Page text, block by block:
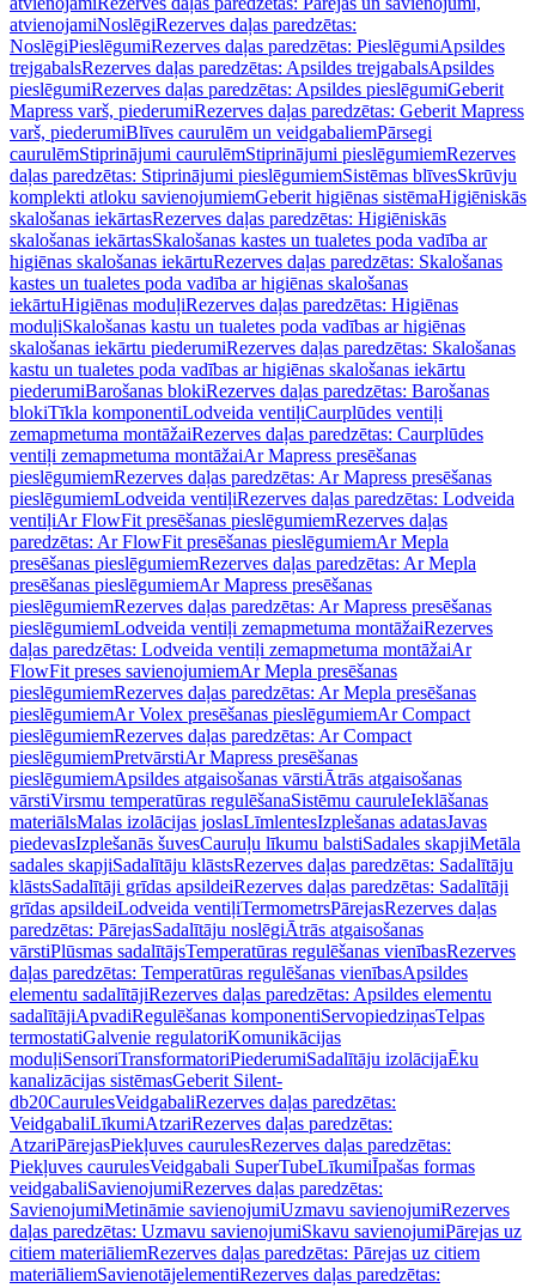
atvienojamiNoslēgiRezerves daļas paredzētas:
NoslēgiPieslēgumiRezerves daļas paredzētas: PieslēgumiApsildes
trejgabalsRezerves daļas paredzētas: Apsildes trejgabalsApsildes
pieslēgumiRezerves daļas paredzētas: Apsildes pieslēgumiGeberit
Mapress varš, piederumiRezerves daļas paredzētas: Geberit Mapress
varš, piederumiBlīves caurulēm un veidgabaliemPārsegi
caurulēmStiprinājumi caurulēmStiprinājumi pieslēgumiemRezerves
daļas paredzētas: Stiprinājumi pieslēgumiemSistēmas blīvesSkrūvju
komplekti atloku savienojumiemGeberit higiēnas sistēmaHigiēniskās
skalošanas iekārtasRezerves daļas paredzētas: Higiēniskās
skalošanas iekārtasSkalošanas kastes un tualetes poda vadība ar
higiēnas skalošanas iekārtuRezerves daļas paredzētas: Skalošanas
kastes un tualetes poda vadība ar higiēnas skalošanas
iekārtuHigiēnas moduļiRezerves daļas paredzētas: Higiēnas
moduļiSkalošanas kastu un tualetes poda vadības ar higiēnas
skalošanas iekārtu piederumiRezerves daļas paredzētas: Skalošanas
kastu un tualetes poda vadības ar higiēnas skalošanas iekārtu
piederumiBarošanas blokiRezerves daļas paredzētas: Barošanas
blokiTīkla komponentiLodveida ventiļiCaurplūdes ventiļi
zemapmetuma montāžaiRezerves daļas paredzētas: Caurplūdes
ventiļi zemapmetuma montāžaiAr Mapress presēšanas
pieslēgumiemRezerves daļas paredzētas: Ar Mapress presēšanas
pieslēgumiemLodveida ventiļiRezerves daļas paredzētas: Lodveida
ventiļiAr FlowFit presēšanas pieslēgumiemRezerves daļas
paredzētas: Ar FlowFit presēšanas pieslēgumiemAr Mepla
presēšanas pieslēgumiemRezerves daļas paredzētas: Ar Mepla
presēšanas pieslēgumiemAr Mapress presēšanas
pieslēgumiemRezerves daļas paredzētas: Ar Mapress presēšanas
pieslēgumiemLodveida ventiļi zemapmetuma montāžaiRezerves
daļas paredzētas: Lodveida ventiļi zemapmetuma montāžaiAr
FlowFit preses savienojumiemAr Mepla presēšanas
pieslēgumiemRezerves daļas paredzētas: Ar Mepla presēšanas
pieslēgumiemAr Volex presēšanas pieslēgumiemAr Compact
pieslēgumiemRezerves daļas paredzētas: Ar Compact
pieslēgumiemPretvārstiAr Mapress presēšanas
pieslēgumiemApsildes atgaisošanas vārstiĀtrās atgaisošanas
vārstiVirsmu temperatūras regulēšanaSistēmu cauruleIeklāšanas
materiālsMalas izolācijas joslasLīmlentesIzplešanas adatasJavas
piedevasIzplešanās šuvesCauruļu līkumu balstiSadales skapjiMetāla
sadales skapjiSadalītāju klāstsRezerves daļas paredzētas: Sadalītāju
klāstsSadalītāji grīdas apsildeiRezerves daļas paredzētas: Sadalītāji
grīdas apsildeiLodveida ventiļiTermometrsPārejasRezerves daļas
paredzētas: PārejasSadalītāju noslēgiĀtrās atgaisošanas
vārstiPlūsmas sadalītājsTemperatūras regulēšanas vienībasRezerves
daļas paredzētas: Temperatūras regulēšanas vienībasApsildes
elementu sadalītājiRezerves daļas paredzētas: Apsildes elementu
sadalītājiApvadiRegulēšanas komponentiServopiedziņasTelpas
termostatiGalvenie regulatoriKomunikācijas
moduļiSensoriTransformatoriPiederumiSadalītāju izolācijaĒku
kanalizācijas sistēmasGeberit Silent-
db20CaurulesVeidgabaliRezerves daļas paredzētas:
VeidgabaliLīkumiAtzariRezerves daļas paredzētas:
AtzariPārejasPiekļuves caurulesRezerves daļas paredzētas:
Piekļuves caurulesVeidgabali SuperTubeLīkumiĪpašas formas
veidgabaliSavienojumiRezerves daļas paredzētas:
SavienojumiMetināmie savienojumiUzmavu savienojumiRezerves
daļas paredzētas: Uzmavu savienojumiSkavu savienojumiPārejas uz
citiem materiāliemRezerves daļas paredzētas: Pārejas uz citiem
materiāliemSavienotājelementiRezerves daļas paredzētas: